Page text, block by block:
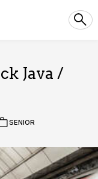
Java /
SENIOR